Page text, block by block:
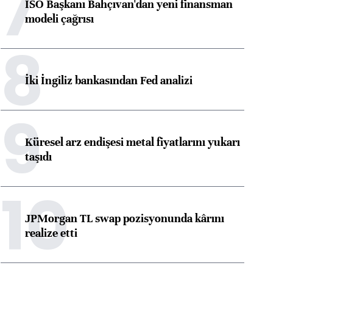
İSO Başkanı Bahçıvan'dan yeni finansman
modeli çağrısı
8İki İngiliz bankasından Fed analizi
9Küresel arz endişesi metal fiyatlarını yukarı
taşıdı
10
JPMorgan TL swap pozisyonunda kârını
realize etti